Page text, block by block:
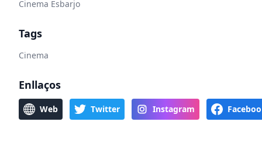
Cinema Esbarjo
Tags
Cinema
Enllaços
Web Twitter Instagram